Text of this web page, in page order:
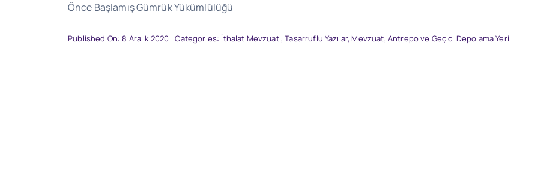
Önce Başlamış Gümrük Yükümlülüğü
Published On: 8 Aralık 2020 Categories: İthalat Mevzuatı,Tasarruflu Yazılar, Mevzuat, Antrepo ve Geçici Depolama Yeri